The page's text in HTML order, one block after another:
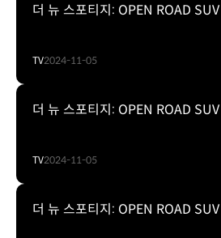
더 뉴 스포티지: OPEN ROAD
TV2024-11-05
더 뉴 스포티지: OPEN ROAD SUV
TV2024-11-05
더 뉴 스포티지: OPEN ROAD